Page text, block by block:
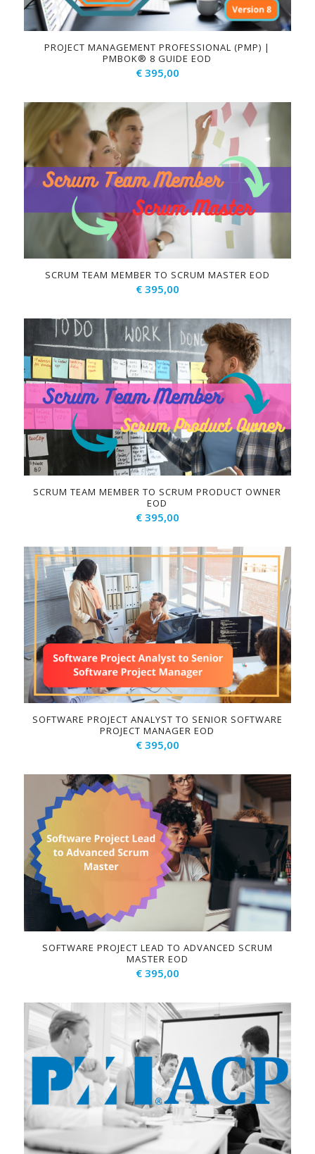
PROJECT MANAGEMENT PROFESSIONAL (PMP) |
PMBOK® 8 GUIDE EOD
€395,00
SCRUM TEAM MEMBER TO SCRUM MASTER EOD
€395,00
SCRUM TEAM MEMBER TO SCRUM PRODUCT OWNER
EOD
€395,00
SOFTWARE PROJECT ANALYST TO SENIOR SOFTWARE
PROJECT MANAGER EOD
€395,00
SOFTWARE PROJECT LEAD TO ADVANCED SCRUM
MASTER EOD
€395,00